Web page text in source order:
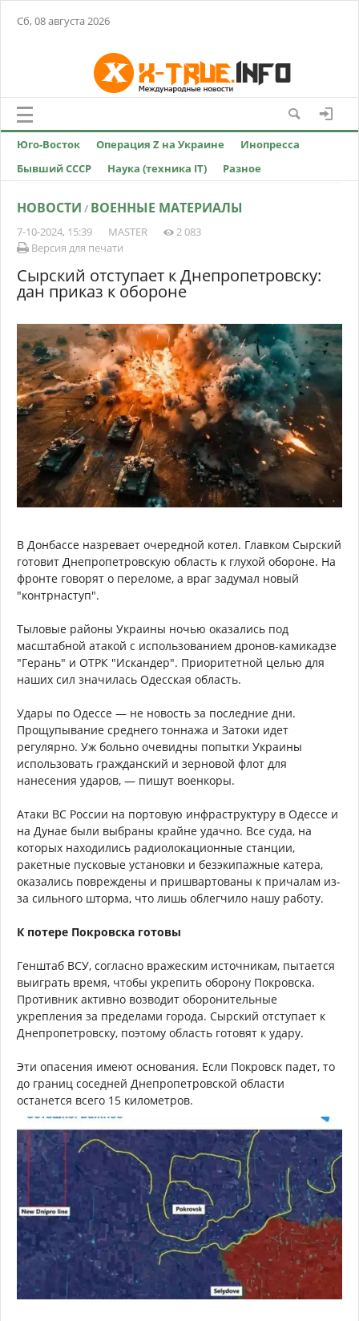
Сб, 08 августа 2026
Юго-Восток Операция Z на Украине
Инопресса
Бывший СССР
Наука (техника IT) Разное
НОВОСТИ / ВОЕННЫЕ МАТЕРИАЛЫ
7-10-2024, 15:39 MASTER
2 083
Версия для печати
Сырский отступает к Днепропетровску:
дан приказ к обороне
В Донбассе назревает очередной котел. Главком Сырский
готовит Днепропетровскую область к глухой обороне. На
фронте говорят о переломе, а враг задумал новый
"контрнаступ".
Тыловые районы Украины ночью оказались под
масштабной атакой с использованием дронов-камикадзе
"Герань" и ОТРК "Искандер". Приоритетной целью для
наших сил значилась Одесская область.
Удары по Одессе — не новость за последние дни.
Прощупывание среднего тоннажа и Затоки идет
регулярно. Уж больно очевидны попытки Украины
использовать гражданский и зерновой флот для
нанесения ударов, — пишут военкоры.
Атаки ВС России на портовую инфраструктуру в Одессе и
на Дунае были выбраны крайне удачно. Все суда, на
которых находились радиолокационные станции,
ракетные пусковые установки и безэкипажные катера,
оказались повреждены и пришвартованы к причалам из-
за сильного шторма, что лишь облегчило нашу работу.
К потере Покровска готовы
Генштаб ВСУ, согласно вражеским источникам, пытается
выиграть время, чтобы укрепить оборону Покровска.
Противник активно возводит оборонительные
укрепления за пределами города. Сырский отступает к
Днепропетровску, поэтому область готовят к удару.
Эти опасения имеют основания. Если Покровск падет, то
до границ соседней Днепропетровской области
останется всего 15 километров.